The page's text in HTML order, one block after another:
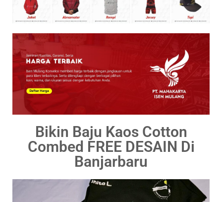
Bikin Baju Kaos Cotton
Combed FREE DESAIN Di
Banjarbaru